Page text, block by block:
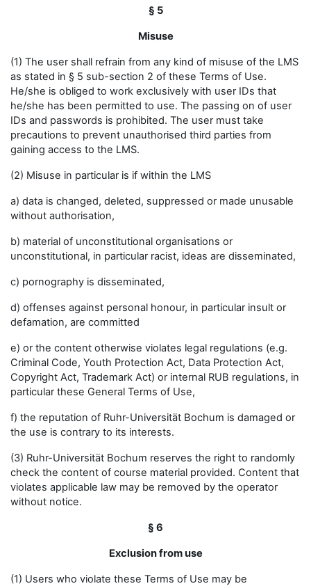
§ 5
Misuse
(1) The user shall refrain from any kind of misuse of the LMS
as stated in § 5 sub-section 2 of these Terms of Use.
He/she is obliged to work exclusively with user IDs that
he/she has been permitted to use. The passing on of user
IDs and passwords is prohibited. The user must take
precautions to prevent unauthorised third parties from
gaining access to the LMS.
(2) Misuse in particular is if within the LMS
a) data is changed, deleted, suppressed or made unusable
without authorisation,
b) material of unconstitutional organisations or
unconstitutional, in particular racist, ideas are disseminated,
c) pornography is disseminated,
d) offenses against personal honour, in particular insult or
defamation, are committed
e) or the content otherwise violates legal regulations (e.g.
Criminal Code, Youth Protection Act, Data Protection Act,
Copyright Act, Trademark Act) or internal RUB regulations, in
particular these General Terms of Use,
f) the reputation of Ruhr-Universität Bochum is damaged or
the use is contrary to its interests.
(3) Ruhr-Universität Bochum reserves the right to randomly
check the content of course material provided. Content that
violates applicable law may be removed by the operator
without notice.
§ 6
Exclusion from use
(1) Users who violate these Terms of Use may be